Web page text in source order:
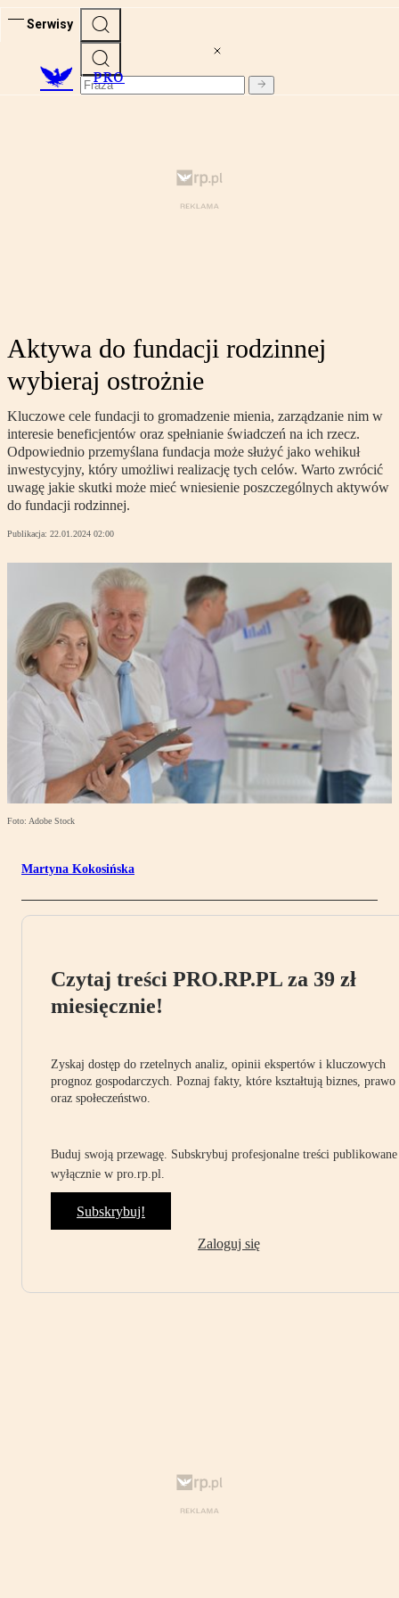
Serwisy
PRO
Aktywa do fundacji rodzinnej
wybieraj ostrożnie
Kluczowe cele fundacji to gromadzenie mienia, zarządzanie nim w
interesie beneficjentów oraz spełnianie świadczeń na ich rzecz.
Odpowiednio przemyślana fundacja może służyć jako wehikuł
inwestycyjny, który umożliwi realizację tych celów. Warto zwrócić
uwagę jakie skutki może mieć wniesienie poszczególnych aktywów
do fundacji rodzinnej.
Publikacja: 22.01.2024 02:00
Foto: Adobe Stock
Martyna Kokosińska
Czytaj treści PRO.RP.PL za 39 zł
miesięcznie!
Zyskaj dostęp do rzetelnych analiz, opinii ekspertów i kluczowych
prognoz gospodarczych. Poznaj fakty, które kształtują biznes, prawo
oraz społeczeństwo.
Buduj swoją przewagę. Subskrybuj profesjonalne treści publikowane
wyłącznie w pro.rp.pl.
Subskrybuj!
Zaloguj się